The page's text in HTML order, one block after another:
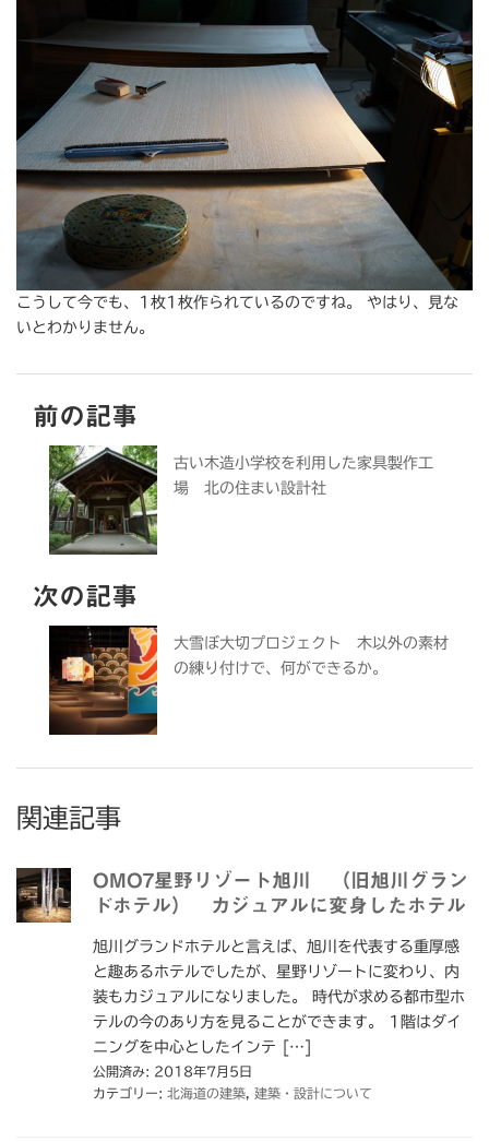
こうして今でも、1枚1枚作られているのですね。 やはり、見な
いとわかりません。
前の記事
古い木造小学校を利用した家具製作工
場 北の住まい設計社
次の記事
大雪ぼ大切プロジェクト 木以外の素材
の練り付けで、何ができるか。
関連記事
OMO7星野リゾート旭川 （旧旭川グラン
ドホテル） カジュアルに変身したホテル
旭川グランドホテルと言えば、旭川を代表する重厚感
と趣あるホテルでしたが、星野リゾートに変わり、内
装もカジュアルになりました。 時代が求める都市型ホ
テルの今のあり方を見ることができます。 1階はダイ
ニングを中心としたインテ […]
公開済み: 2018年7月5日
カテゴリー: 北海道の建築 建築・設計について